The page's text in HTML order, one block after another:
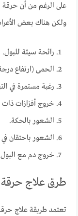
على الرغم من أن حرقة
ولكن هناك بعض
رائحة سيئة للبول.
الحمى (ارتفاع
رغبة مستمرة في
خروج أفزازات ذات
الشعور بالحكة.
الشعور باحتقان
خروج دم مع البول
طرق علاج حرقة
تعتمد طريقة علاج